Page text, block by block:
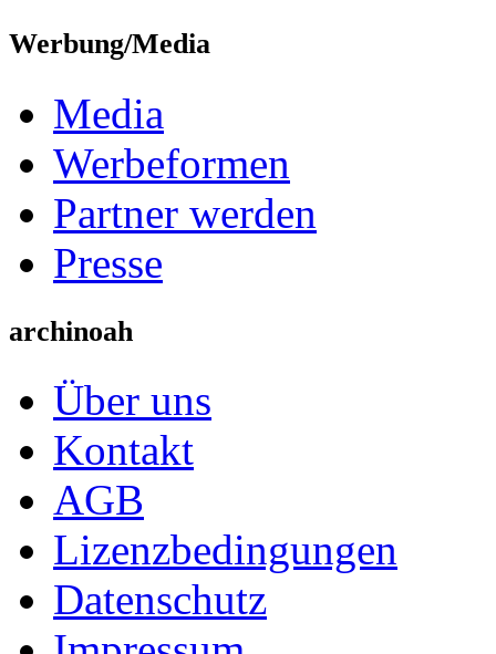
Werbung/Media
Media
Werbeformen
Partner werden
Presse
archinoah
Über uns
Kontakt
AGB
Lizenzbedingungen
Datenschutz